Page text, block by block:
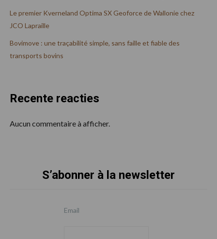
Le premier Kverneland Optima SX Geoforce de Wallonie chez
JCO Lapraille
Bovimove : une traçabilité simple, sans faille et fiable des
transports bovins
Recente reacties
Aucun commentaire à afficher.
S’abonner à la newsletter
Email